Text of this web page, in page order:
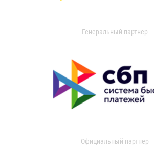
Генеральный партнер
Официальный партнер